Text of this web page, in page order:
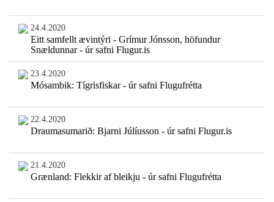
24.4.2020
Eitt samfellt ævintýri - Grímur Jónsson, höfundur
Snældunnar - úr safni Flugur.is
23.4.2020
Mósambik: Tígrisfiskar - úr safni Flugufrétta
22.4.2020
Draumasumarið: Bjarni Júlíusson - úr safni Flugur.is
21.4.2020
Grænland: Flekkir af bleikju - úr safni Flugufrétta